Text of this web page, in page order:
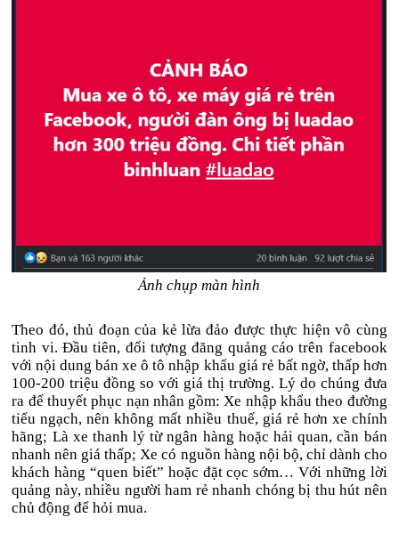
Ảnh chụp màn hình
Theo đó, thủ đoạn của kẻ lừa đảo được thực hiện vô cùng
tinh vi. Đầu tiên, đối tượng đăng quảng cáo trên facebook
với nội dung bán xe ô tô nhập khẩu giá rẻ bất ngờ, thấp hơn
100-200 triệu đồng so với giá thị trường. Lý do chúng đưa
ra đểthuyết phục nạn nhângồm: Xe nhập khẩu theo đường
tiểu ngạch, nên không mất nhiều thuế, giá rẻ hơn xe chính
hãng; Là xe thanh lý từ ngân hàng hoặc hải quan, cần bán
nhanh nên giá thấp; Xe có nguồn hàng nội bộ, chỉ dành cho
khách hàng “quen biết” hoặc đặt cọc sớm… Với những lời
quảng này, nhiều người ham rẻ nhanh chóng bị thu hút nên
chủ động để hỏi mua.